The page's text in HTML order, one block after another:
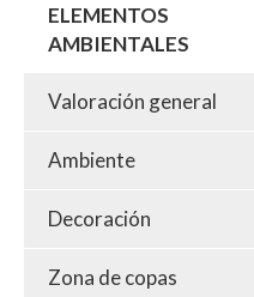
ELEMENTOS
AMBIENTALES
Valoración general
Ambiente
Decoración
Zona de copas